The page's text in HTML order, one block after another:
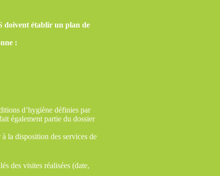
établir un plan de
:
d’hygiène définies par
également partie du dossier
la disposition des services de
des visites réalisées (date,